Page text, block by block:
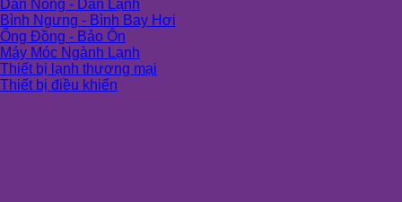
Dàn Nóng - Dàn Lạnh
Bình Ngưng - Bình Bay Hơi
Ống Đồng - Bảo Ôn
Máy Móc Ngành Lạnh
Thiết bị lạnh thương mại
Thiết bị điều khiển